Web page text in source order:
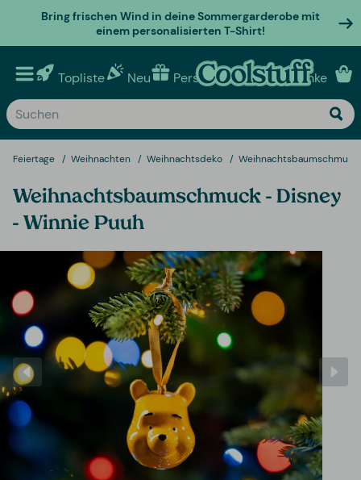
Bring frischen Wind in deine Sommergarderobe mit
einem personalisierten T-Shirt!
Topliste Neu Personalisierte geschenke
Feiertage Weihnachten Weihnachtsdeko
Weihnachtsbaumschmuck - Disney
- Winnie Puuh